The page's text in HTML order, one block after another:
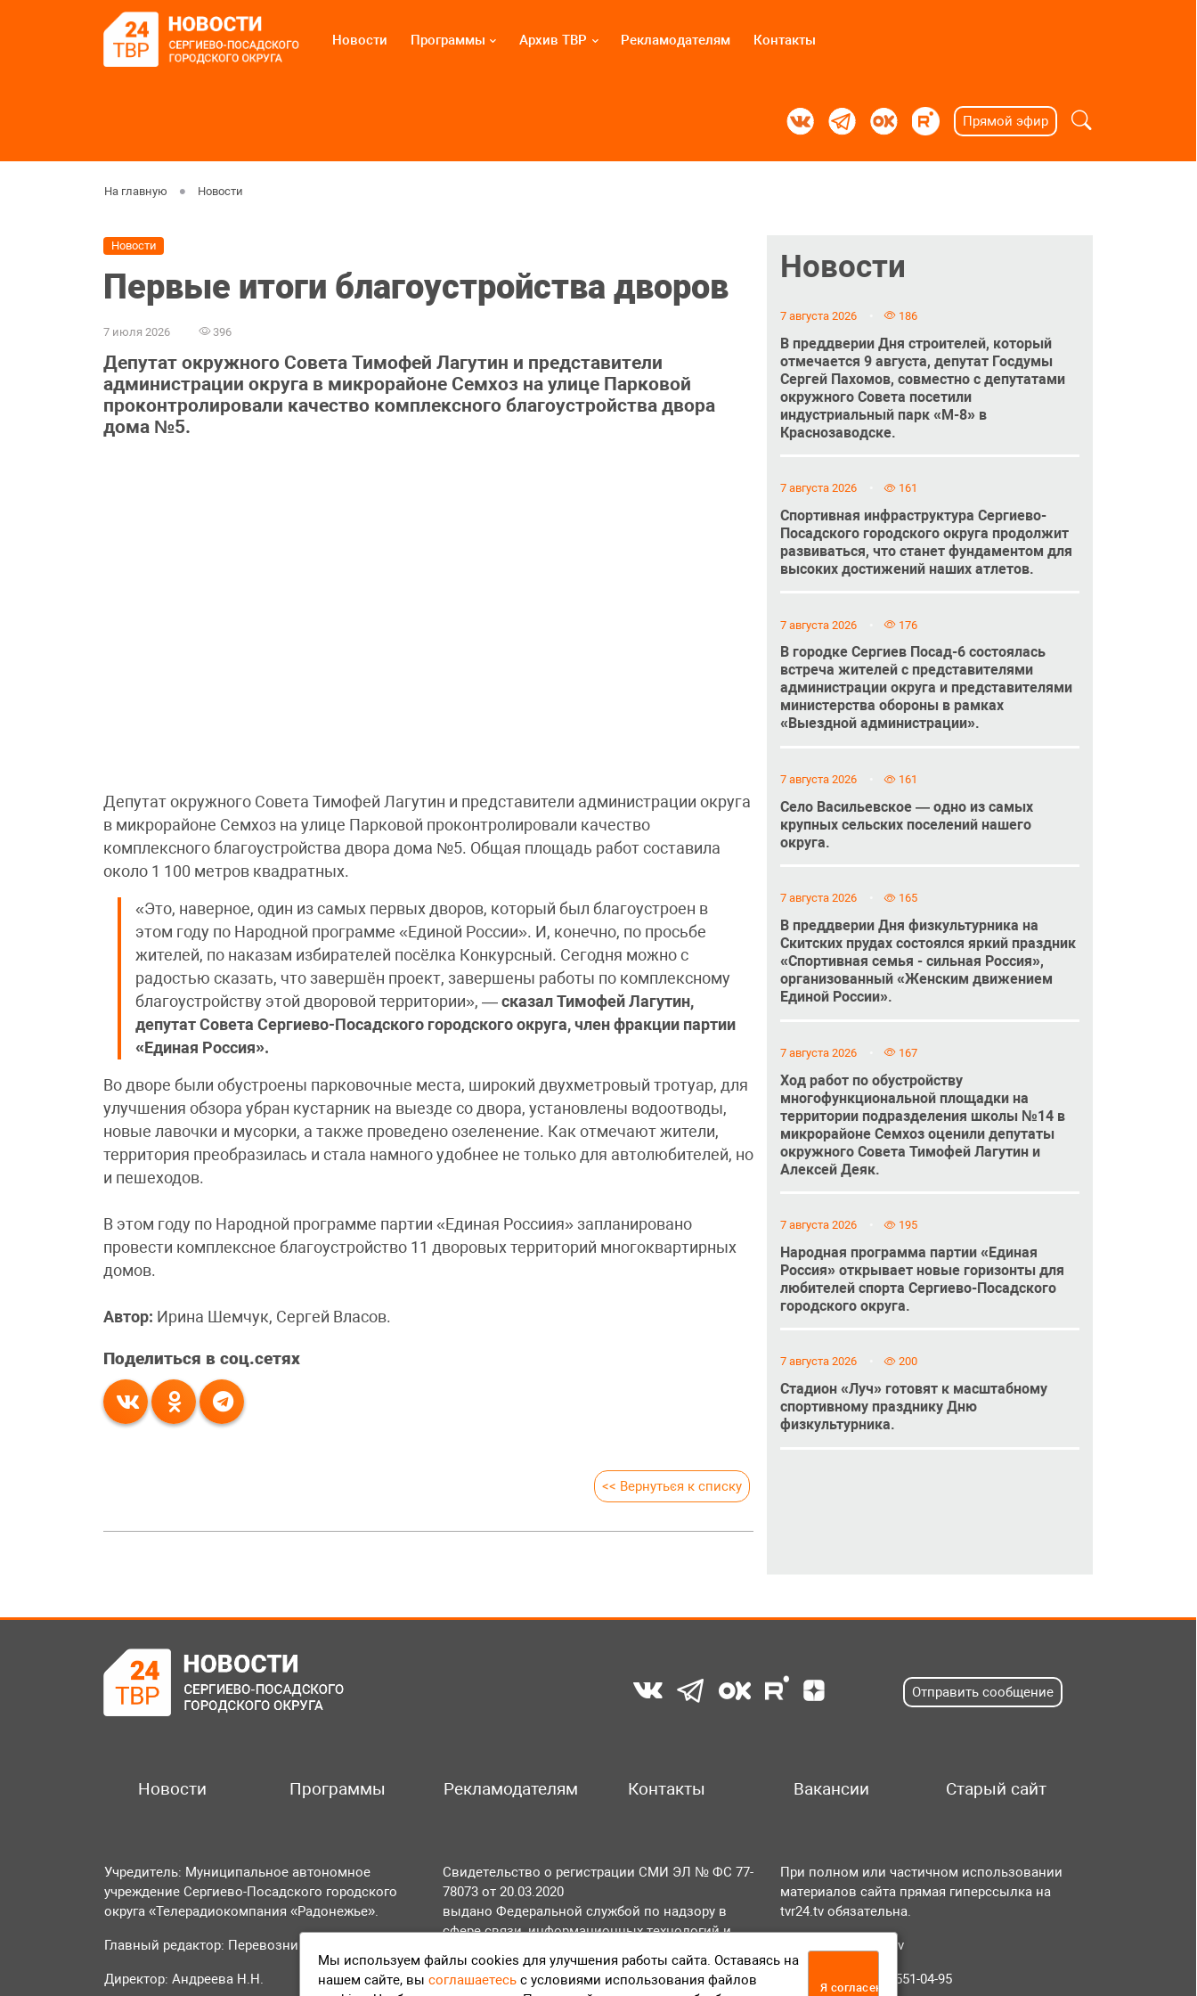
Новости Программы Архив ТВР Рекламодателям Контакты
Прямой эфир
На главную Новости
Новости
Первые итоги благоустройства дворов
7 июля 2026 396
Депутат окружного Совета Тимофей Лагутин и представители
администрации округа в микрорайоне Семхоз на улице Парковой
проконтролировали качество комплексного благоустройства двора
дома №5.
Депутат окружного Совета Тимофей Лагутин и представители администрации округа
в микрорайоне Семхоз на улице Парковой проконтролировали качество
комплексного благоустройства двора дома №5. Общая площадь работ составила
около 1 100 метров квадратных.
«Это, наверное, один из самых первых дворов, который был благоустроен в
этом году по Народной программе «Единой России». И, конечно, по просьбе
жителей, по наказам избирателей посёлка Конкурсный. Сегодня можно с
радостью сказать, что завершён проект, завершены работы по комплексному
благоустройству этой дворовой территории», —сказал Тимофей Лагутин,
депутат Совета Сергиево-Посадского городского округа, член фракции партии
«Единая Россия».
Во дворе были обустроены парковочные места, широкий двухметровый тротуар, для
улучшения обзора убран кустарник на выезде со двора, установлены водоотводы,
новые лавочки и мусорки, а также проведено озеленение. Как отмечают жители,
территория преобразилась и стала намного удобнее не только для автолюбителей, но
и пешеходов.
В этом году по Народной программе партии «Единая Россиия» запланировано
провести комплексное благоустройство 11 дворовых территорий многоквартирных
домов.
Автор: Ирина Шемчук, Сергей Власов.
Поделиться в соц.сетях
<< Вернуться к списку
Новости
7 августа 2026 186
В преддверии Дня строителей, который
отмечается 9 августа, депутат Госдумы
Сергей Пахомов, совместно с депутатами
окружного Совета посетили
индустриальный парк «М-8» в
Краснозаводске.
7 августа 2026 161
Спортивная инфраструктура Сергиево-
Посадского городского округа продолжит
развиваться, что станет фундаментом для
высоких достижений наших атлетов.
7 августа 2026 176
В городке Сергиев Посад-6 состоялась
встреча жителей с представителями
администрации округа и представителями
министерства обороны в рамках
«Выездной администрации».
7 августа 2026 161
Село Васильевское — одно из самых
крупных сельских поселений нашего
округа.
7 августа 2026 165
В преддверии Дня физкультурника на
Скитских прудах состоялся яркий праздник
«Спортивная семья - сильная Россия»,
организованный «Женским движением
Единой России».
7 августа 2026 167
Ход работ по обустройству
многофункциональной площадки на
территории подразделения школы №14 в
микрорайоне Семхоз оценили депутаты
окружного Совета Тимофей Лагутин и
Алексей Деяк.
7 августа 2026 195
Народная программа партии «Единая
Россия» открывает новые горизонты для
любителей спорта Сергиево-Посадского
городского округа.
7 августа 2026 200
Стадион «Луч» готовят к масштабному
спортивному празднику Дню
физкультурника.
Отправить сообщение
Новости Программы Рекламодателям Контакты Вакансии Старый сайт
Учредитель: Муниципальное автономное
учреждение Сергиево-Посадского городского
округа «Телерадиокомпания «Радонежье».
Главный редактор: Перевозникова О.А.
Директор: Андреева Н.Н.
Свидетельство о регистрации СМИ ЭЛ № ФС 77-
78073 от 20.03.2020
выдано Федеральной службой по надзору в
сфере связи, информационных технологий и
массовых коммуникаций (Роскомнадзор).
Положение об обработке персональных данных
При полном или частичном использовании
материалов сайта прямая гиперссылка на
tvr24.tv обязательна.
info@tvr24.tv
Телефон: +7 (496) 551-04-95
Мы используем файлы cookies для улучшения работы сайта. Оставаясь на
нашем сайте, вы соглашаетесь с условиями использования файлов
Я согласен